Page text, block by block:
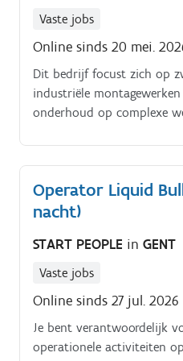
Vaste jobs
Online sinds 20 mei.
Dit bedrijf focust zich op
industriële
onderhoud op complexe
aannemers.
Operator Liquid
nacht)
START PEOPLE in GENT
Vaste jobs
Online sinds 27 jul. 2026
Je bent verantwoordelijk
operationele activiteiten